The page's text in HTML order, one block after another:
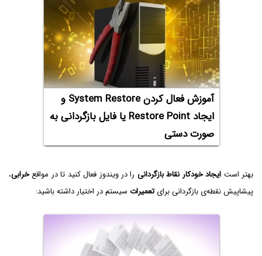
آموزش فعال کردن System Restore و
ایجاد Restore Point یا فایل بازگردانی به
صورت دستی
بهتر است ایجاد خودکار نقاط بازگردانی را در ویندوز فعال کنید تا در مواقعخرابی،
پیشاپیش نقطه‌ی بازگردانی برایتعمیرات سیستم در اختیار داشته باشید: